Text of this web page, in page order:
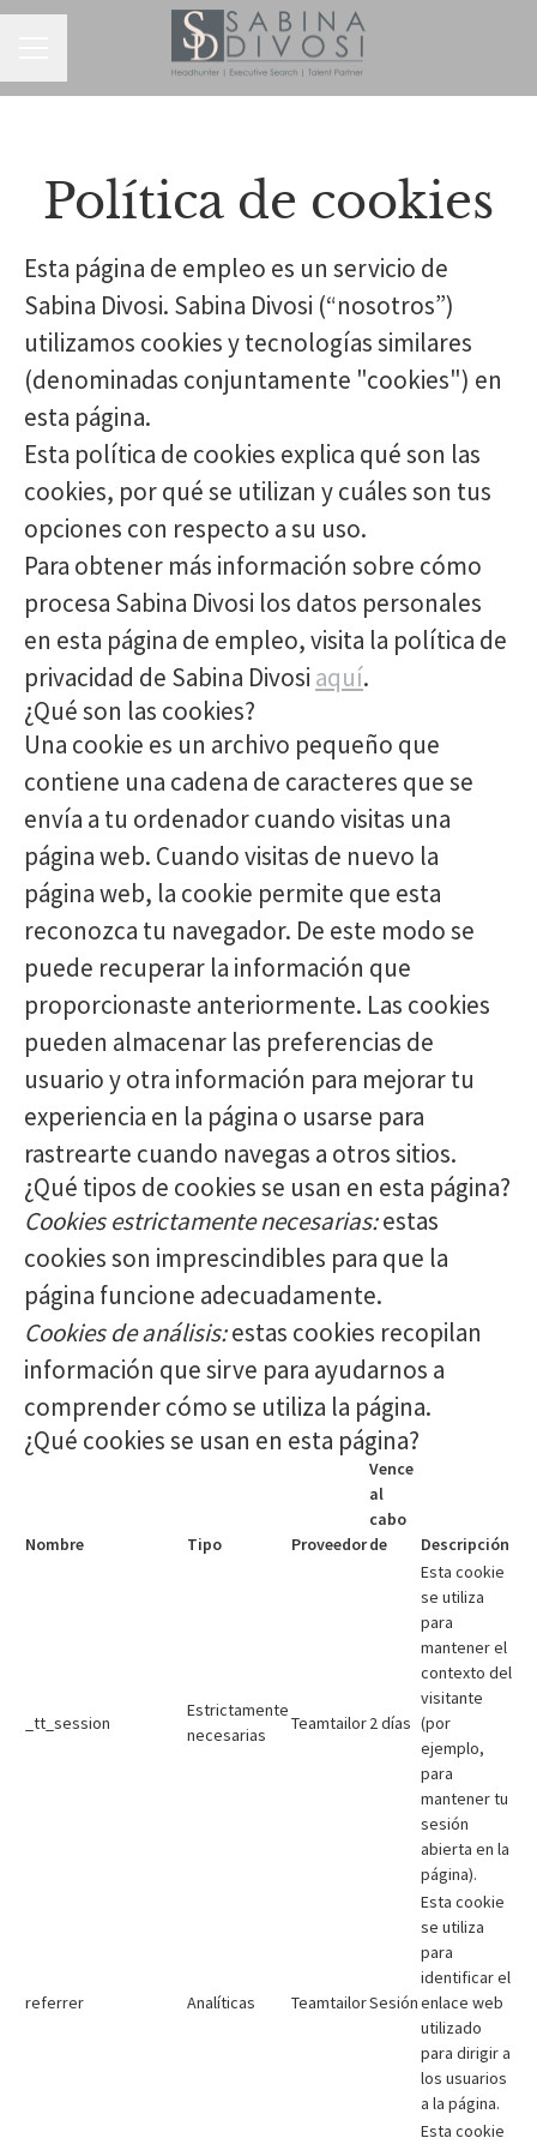
Política de cookies
Esta página de empleo es un servicio de
Sabina Divosi. Sabina Divosi (“nosotros”)
utilizamos cookies y tecnologías similares
(denominadas conjuntamente "cookies") en
esta página.
Esta política de cookies explica qué son las
cookies, por qué se utilizan y cuáles son tus
opciones con respecto a su uso.
Para obtener más información sobre cómo
procesa Sabina Divosi los datos personales
en esta página de empleo, visita la política de
privacidad de Sabina Divosi aquí.
¿Qué son las cookies?
Una cookie es un archivo pequeño que
contiene una cadena de caracteres que se
envía a tu ordenador cuando visitas una
página web. Cuando visitas de nuevo la
página web, la cookie permite que esta
reconozca tu navegador. De este modo se
puede recuperar la información que
proporcionaste anteriormente. Las cookies
pueden almacenar las preferencias de
usuario y otra información para mejorar tu
experiencia en la página o usarse para
rastrearte cuando navegas a otros sitios.
¿Qué tipos de cookies se usan en esta página?
Cookies estrictamente necesarias:estas
cookies son imprescindibles para que la
página funcione adecuadamente.
Cookies de análisis:estas cookies recopilan
información que sirve para ayudarnos a
comprender cómo se utiliza la página.
¿Qué cookies se usan en esta página?
Nombre Tipo Proveedor
Vence
al
cabo
de
Descripción
_tt_session
Estrictamente
necesarias
Teamtailor2 días
Esta cookie
se utiliza
para
mantener el
contexto del
visitante
(por
ejemplo,
para
mantener tu
sesión
abierta en la
página).
referrer Analíticas TeamtailorSesión
Esta cookie
se utiliza
para
identificar el
enlace web
utilizado
para dirigir a
los usuarios
a la página.
Esta cookie